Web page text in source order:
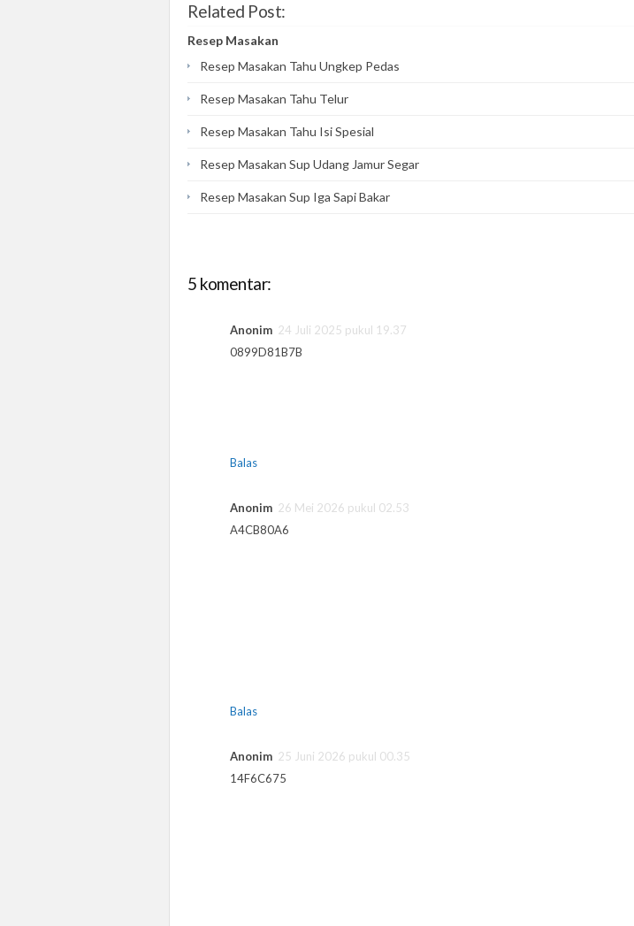
Related Post:
Resep Masakan
Resep Masakan Tahu Ungkep Pedas
Resep Masakan Tahu Telur
Resep Masakan Tahu Isi Spesial
Resep Masakan Sup Udang Jamur Segar
Resep Masakan Sup Iga Sapi Bakar
5 komentar:
Anonim 24 Juli 2025 pukul 19.37
0899D81B7B
Balas
Anonim 26 Mei 2026 pukul 02.53
A4CB80A6
Balas
Anonim 25 Juni 2026 pukul 00.35
14F6C675